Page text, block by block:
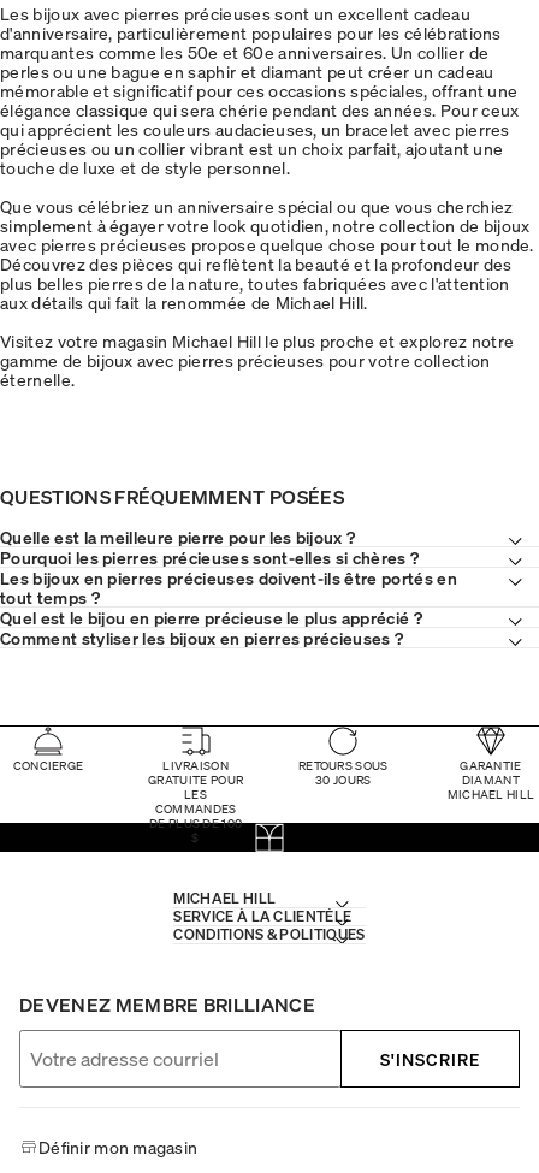
Les bijoux avec pierres précieuses sont un excellent cadeau
d'anniversaire, particulièrement populaires pour les célébrations
marquantes comme les 50e et 60e anniversaires. Un collier de
perles ou une bague en saphir et diamant peut créer un cadeau
mémorable et significatif pour ces occasions spéciales, offrant une
élégance classique qui sera chérie pendant des années. Pour ceux
qui apprécient les couleurs audacieuses, un bracelet avec pierres
précieuses ou un collier vibrant est un choix parfait, ajoutant une
touche de luxe et de style personnel.
Que vous célébriez un anniversaire spécial ou que vous cherchiez
simplement à égayer votre look quotidien, notre collection de bijoux
avec pierres précieuses propose quelque chose pour tout le monde.
Découvrez des pièces qui reflètent la beauté et la profondeur des
plus belles pierres de la nature, toutes fabriquées avec l'attention
aux détails qui fait la renommée de Michael Hill.
Visitez votre magasin Michael Hill le plus proche et explorez notre
gamme de bijoux avec pierres précieuses pour votre collection
éternelle.
QUESTIONS FRÉQUEMMENT POSÉES
Quelle est la meilleure pierre pour les bijoux ?
Pourquoi les pierres précieuses sont-elles si chères ?
Les bijoux en pierres précieuses doivent-ils être portés en
tout temps ?
Quel est le bijou en pierre précieuse le plus apprécié ?
Comment styliser les bijoux en pierres précieuses ?
CONCIERGE
LIVRAISON
GRATUITE POUR
LES
COMMANDES
DE PLUS DE 100
$
RETOURS SOUS
30 JOURS
GARANTIE
DIAMANT
MICHAEL HILL
MICHAEL HILL
SERVICE À LA CLIENTÈLE
CONDITIONS & POLITIQUES
DEVENEZ MEMBRE BRILLIANCE
S'INSCRIRE
Définir mon magasin